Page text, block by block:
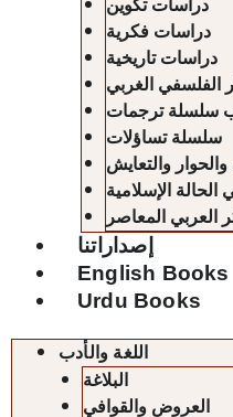
دراسات تكوين
دراسات فكرية
دراسات تاريخية
الفلسفي الغربي
سلسلة ترجمات
سلسلة تساؤلات
والتعايش
الإسلامية
المعاصر
إصداراتنا
English Books
Urdu Books
اللغة والأدب
البلاغة
العروض والقوافي